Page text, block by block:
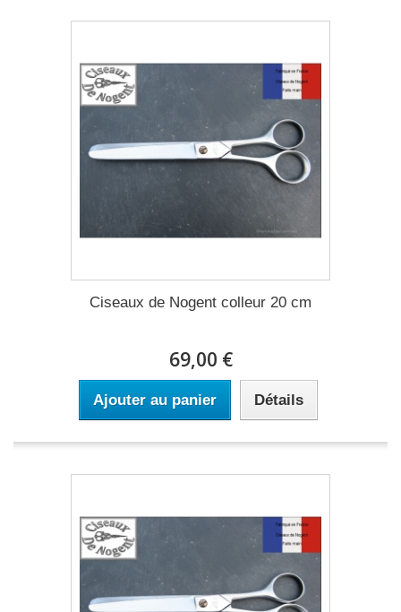
Ciseaux de Nogent colleur 20 cm
69,00 €
Ajouter au panier Détails